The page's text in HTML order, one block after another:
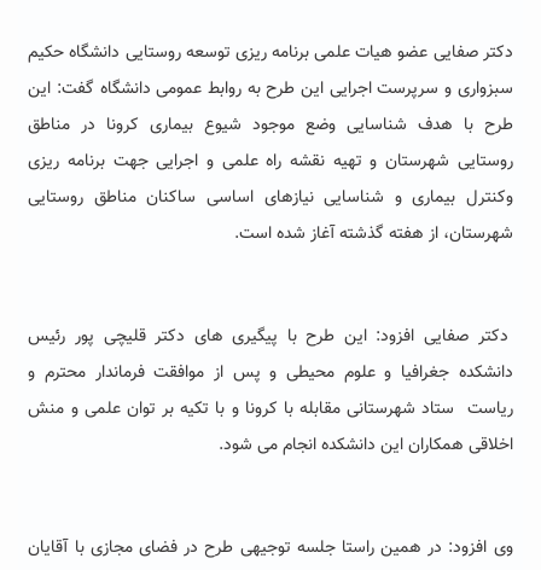
دکتر صفایی عضو هیات علمى برنامه ریزى توسعه روستایی دانشگاه حکیم
سبزواری و سرپرست اجرایی این طرح به روابط عمومى دانشگاه گفت: این
طرح با هدف شناسایی وضع موجود شیوع بیمارى کرونا در مناطق
روستایی شهرستان و تهیه نقشه راه علمى و اجرایی جهت برنامه ریزى
وکنترل بیمارى و شناسایی نیازهاى اساسی ساکنان مناطق روستایی
شهرستان، از هفته گذشته آغاز شده است.
دکتر صفایی افزود: این طرح با پیگیری هاى دکتر قلیچی پور رئیس
دانشکده جغرافیا و علوم محیطى و پس از موافقت فرماندار محترم و
ریاست ستاد شهرستانى مقابله با کرونا و با تکیه بر توان علمی و منش
اخلاقى همکاران این دانشکده انجام می شود.
وی افزود: در همین راستا جلسه توجیهى طرح در فضاى مجازى با آقایان